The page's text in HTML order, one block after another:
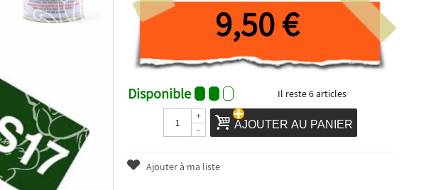
9,50 €
Disponible Il reste6articles
-
+
AJOUTER AU PANIER
Ajouter à ma liste